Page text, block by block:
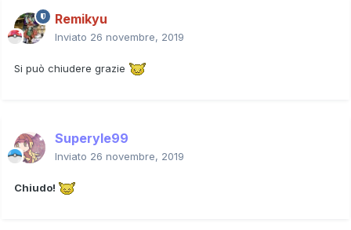
Remikyu
Inviato 26 novembre, 2019
Si può chiudere grazie
Superyle99
Inviato 26 novembre, 2019
Chiudo!